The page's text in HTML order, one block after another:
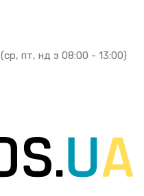
(ср, пт, нд з 08:00 - 13:00)